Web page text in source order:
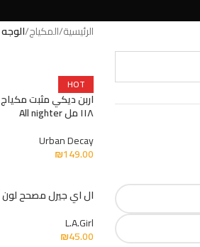
الرئيسية/المكياج/الوجه
HOT
اربن ديكي مثبت
١١٨ مل All nighter
Urban Decay
₪149.00
ال اي جيرل مصحح لون
L.A.Girl
₪45.00